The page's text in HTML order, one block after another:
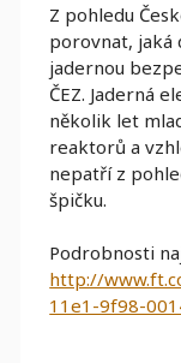
Z pohledu
porovnat, jaká
jadernou
ČEZ. Jaderná
několik let
reaktorů a
nepatří z
špičku.
Podrobnosti
http://
11e1-9f98-